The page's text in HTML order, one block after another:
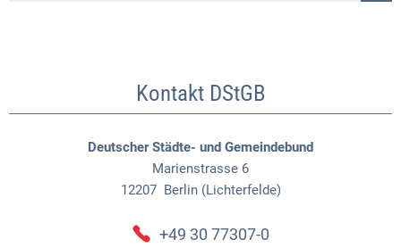
Kontakt DStGB
Deutscher Städte- und Gemeindebund
Marienstrasse 6
12207 Berlin (Lichterfelde)
+49 30 77307-0